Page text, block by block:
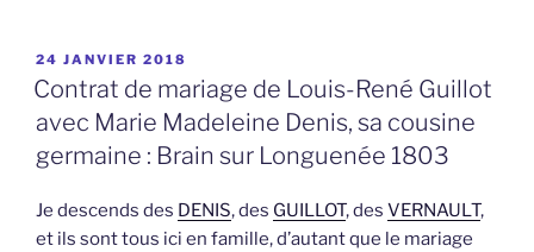
PUBLIÉ
LE
24 JANVIER 2018
Contrat de mariage de Louis-René Guillot
avec Marie Madeleine Denis, sa cousine
germaine : Brain sur Longuenée 1803
Je descends des DENIS, des GUILLOT, des VERNAULT,
et ils sont tous ici en famille, d’autant que le mariage